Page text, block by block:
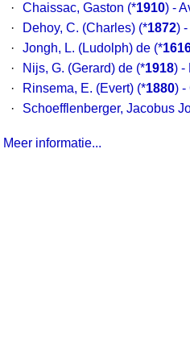
·
Chaissac, Gaston (*1910) -
·
Dehoy, C. (Charles) (*1872) -
·
Jongh, L. (Ludolph) de (*
·
Nijs, G. (Gerard) de (*1918) -
·
Rinsema, E. (Evert) (*1880) -
·
Schoefflenberger, Jacobus
Meer informatie...